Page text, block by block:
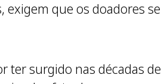
exigem que os doadores se
ter surgido nas décadas de